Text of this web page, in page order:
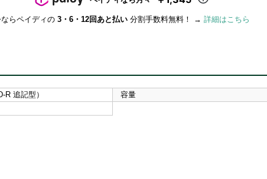
らペイディの 3・6・12回あと払い 分割手数料無料！ → 詳細はこちら
R 追記型） 容量